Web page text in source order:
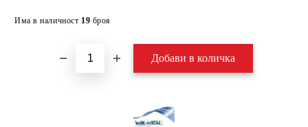
Има в наличност 19 броя